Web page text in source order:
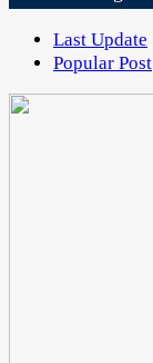
Last Update
Popular Post